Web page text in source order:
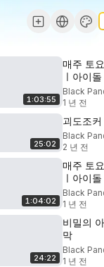
1:03:55
매주 토
ㅣ아이
22~24
이션ㅣ다
Black
1 년 전
25:02
괴도조커
Black
2 년 전
1:04:02
매주 토
ㅣ아이
화 연속
시보기ㅣ
Black
1 년 전
24:22
비밀의
막
Black
1 년 전